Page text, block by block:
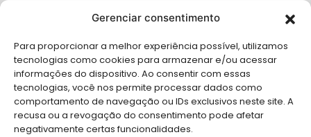
Gerenciar consentimento
Para proporcionar a melhor experiência possível, utilizamos
tecnologias como cookies para armazenar e/ou acessar
informações do dispositivo. Ao consentir com essas
tecnologias, você nos permite processar dados como
comportamento de navegação ou IDs exclusivos neste site. A
recusa ou a revogação do consentimento pode afetar
negativamente certas funcionalidades.
CONGRESSO
AGENDA
CAMPANHAS
SERVIÇOS
FILIADAS